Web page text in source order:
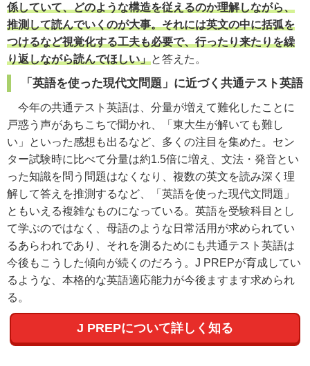
係していて、どのような構造を従えるのか理解しながら、
推測して読んでいくのが大事。それには英文の中に括弧を
つけるなど視覚化する工夫も必要で、行ったり来たりを繰
り返しながら読んでほしい」と答えた。
「英語を使った現代文問題」に近づく共通テスト英語
今年の共通テスト英語は、分量が増えて難化したことに
戸惑う声があちこちで聞かれ、「東大生が解いても難し
い」といった感想も出るなど、多くの注目を集めた。セン
ター試験時に比べて分量は約1.5倍に増え、文法・発音とい
った知識を問う問題はなくなり、複数の英文を読み深く理
解して答えを推測するなど、「英語を使った現代文問題」
ともいえる複雑なものになっている。英語を受験科目とし
て学ぶのではなく、母語のような日常活用が求められてい
るあらわれであり、それを測るためにも共通テスト英語は
今後もこうした傾向が続くのだろう。J PREPが育成してい
るような、本格的な英語適応能力が今後ますます求められ
る。
J PREPについて詳しく知る